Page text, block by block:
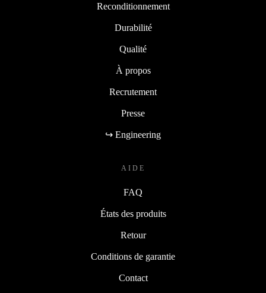
Reconditionnement
Durabilité
Qualité
À propos
Recrutement
Presse
↪ Engineering
AIDE
FAQ
États des produits
Retour
Conditions de garantie
Contact